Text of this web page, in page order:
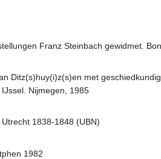
Franz Steinbach gewidmet.
Ditz(s)huy(i)z(s)en met
Nijmegen, 1985
1838-1848 (UBN)
1982